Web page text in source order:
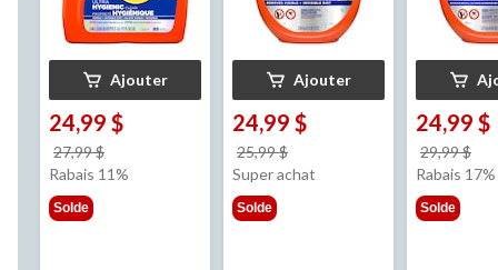
Ajouter
24,99 $
27,99 $
était
Rabais 11%
Solde
Ajouter
24,99 $
25,99 $
était
Super achat
Solde
24,99 $
29,99 $
Rabais 17%
Solde